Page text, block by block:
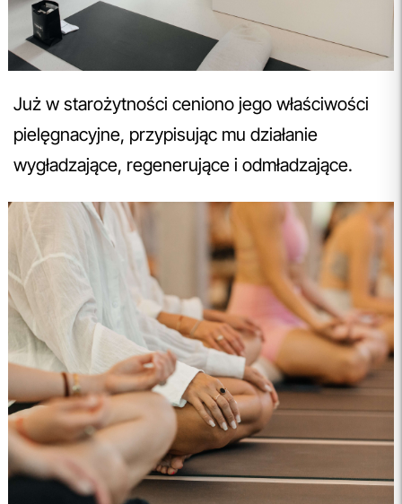
Już w starożytności ceniono jego właściwości
pielęgnacyjne, przypisując mu działanie
wygładzające, regenerujące i odmładzające.